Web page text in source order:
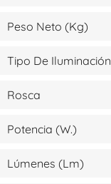
Peso Neto (kg)
Tipo De Iluminación
Rosca
Potencia (W.)
Lúmenes (lm)